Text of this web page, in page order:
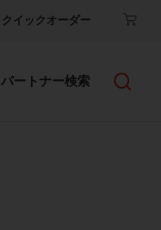
クイックオーダー
パートナー検索